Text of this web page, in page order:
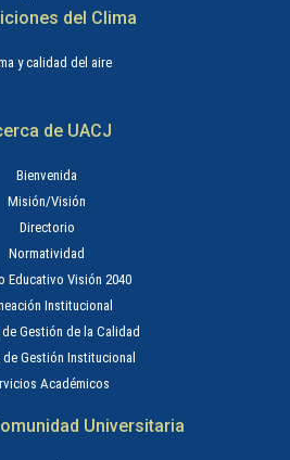
del Clima
y calidad del aire
de UACJ
Bienvenida
Misión/Visión
Directorio
Normatividad
Educativo Visión 2040
Institucional
Gestión de la Calidad
Gestión Institucional
Académicos
Universitaria